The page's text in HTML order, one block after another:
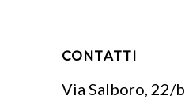
CONTATTI
Via Salboro, 22/b